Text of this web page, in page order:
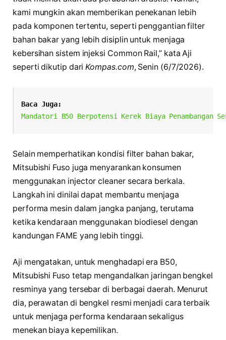
kami mungkin akan memberikan penekanan lebih
pada komponen tertentu, seperti penggantian filter
bahan bakar yang lebih disiplin untuk menjaga
kebersihan sistem injeksi Common Rail,” kata Aji
seperti dikutip dariKompas.com, Senin (6/7/2026).
Baca Juga:
Mandatori B50 Berpotensi Kerek Biaya Penambangan
Selain memperhatikan kondisi filter bahan bakar,
Mitsubishi Fuso juga menyarankan konsumen
menggunakan injector cleaner secara berkala.
Langkah ini dinilai dapat membantu menjaga
performa mesin dalam jangka panjang, terutama
ketika kendaraan menggunakan biodiesel dengan
kandungan FAME yang lebih tinggi.
Aji mengatakan, untuk menghadapi era B50,
Mitsubishi Fuso tetap mengandalkan jaringan bengkel
resminya yang tersebar di berbagai daerah. Menurut
dia, perawatan di bengkel resmi menjadi cara terbaik
untuk menjaga performa kendaraan sekaligus
menekan biaya kepemilikan.